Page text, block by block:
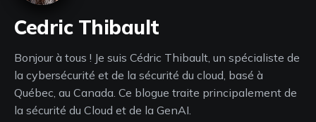
Cedric Thibault
Bonjour à tous ! Je suis Cédric Thibault, un spécialiste de
la cybersécurité et de la sécurité du cloud, basé à
Québec, au Canada. Ce blogue traite principalement de
la sécurité du Cloud et de la GenAI.